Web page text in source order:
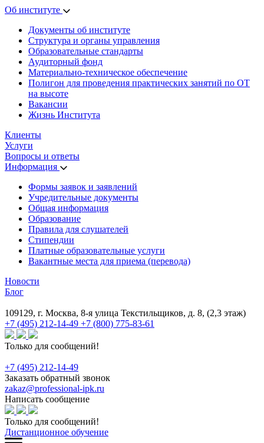
Об институте
Документы об институте
Структура и органы управления
Образовательные стандарты
Аудиторный фонд
Материально-техническое обеспечение
Полигон для проведения практических занятий по ОТ
на высоте
Вакансии
Жизнь Института
Клиенты
Услуги
Вопросы и ответы
Информация
Формы заявок и заявлений
Учредительные документы
Общая информация
Образование
Правила для слушателей
Стипендии
Платные образовательные услуги
Вакантные места для приема (перевода)
Новости
Блог
109129, г. Москва, 8-я улица Текстильщиков, д. 8, (2,3 этаж)
+7 (495) 212-14-49 +7 (800) 775-83-61
Только для сообщений!
+7 (495) 212-14-49
Заказать обратный звонок
zakaz@professional-ipk.ru
Написать сообщение
Только для сообщений!
Дистанционное обучение